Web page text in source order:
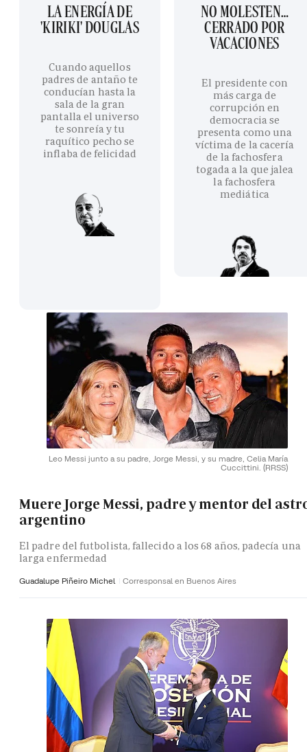
LA ENERGÍA DE
'KIRIKI' DOUGLAS
Cuando aquellos
padres de antaño te
conducían hasta la
sala de la gran
pantalla el universo
te sonreía y tu
raquítico pecho se
inflaba de felicidad
NO MOLESTEN…
CERRADO POR
VACACIONES
El presidente con
más carga de
corrupción en
democracia se
presenta como una
víctima de la cacería
de la fachosfera
togada a la que jalea
la fachosfera
mediática
Leo Messi junto a su padre, Jorge Messi, y su madre, Celia María
Cuccittini. (RRSS)
Muere Jorge Messi, padre y mentor del
argentino
El padre del futbolista, fallecido a los 68 años, padecía una
larga enfermedad
Guadalupe Piñeiro Michel Corresponsal en Buenos Aires